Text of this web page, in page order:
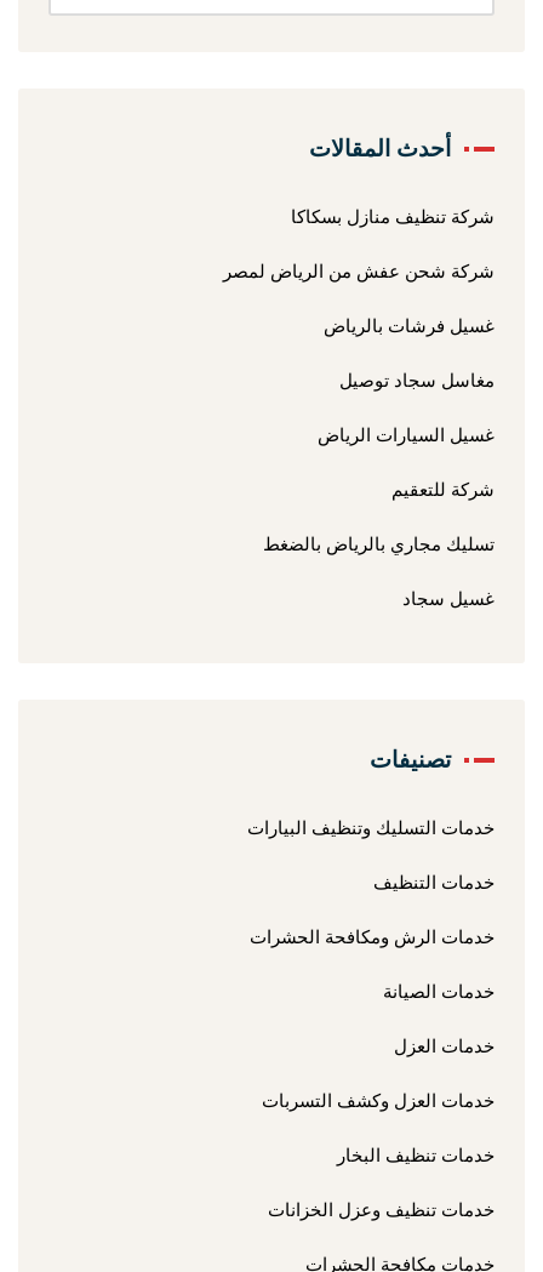
أحدث المقالات
شركة تنظيف منازل بسكاكا
شركة شحن عفش من الرياض لمصر
غسيل فرشات بالرياض
مغاسل سجاد توصيل
غسيل السيارات الرياض
شركة للتعقيم
تسليك مجاري بالرياض بالضغط
غسيل سجاد
تصنيفات
خدمات التسليك وتنظيف البيارات
خدمات التنظيف
خدمات الرش ومكافحة الحشرات
خدمات الصيانة
خدمات العزل
خدمات العزل وكشف التسربات
خدمات تنظيف البخار
خدمات تنظيف وعزل الخزانات
خدمات مكافحة الحشرات